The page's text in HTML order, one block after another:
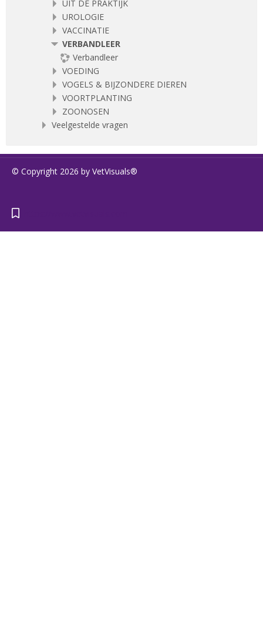
UIT DE PRAKTIJK
UROLOGIE
VACCINATIE
VERBANDLEER
Verbandleer
VOEDING
VOGELS & BIJZONDERE DIEREN
VOORTPLANTING
ZOONOSEN
Veelgestelde vragen
© Copyright 2026 by VetVisuals®